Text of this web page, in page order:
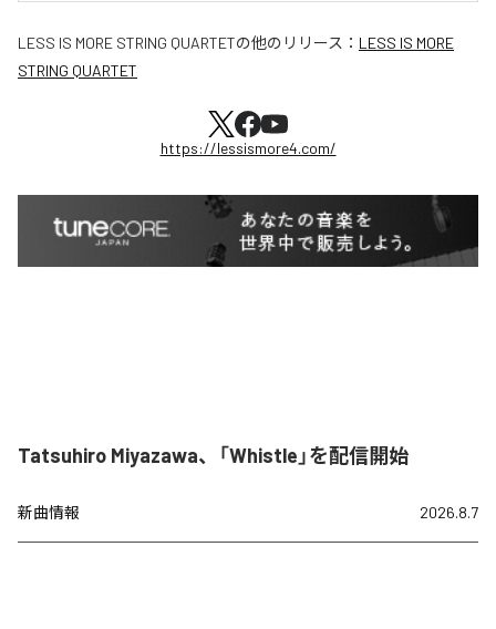
LESS IS MORE STRING QUARTETの他のリリース： LESS IS MORE
STRING QUARTET
https://lessismore4.com/
Tatsuhiro Miyazawa、「Whistle」を配信開始
新曲情報 2026.8.7